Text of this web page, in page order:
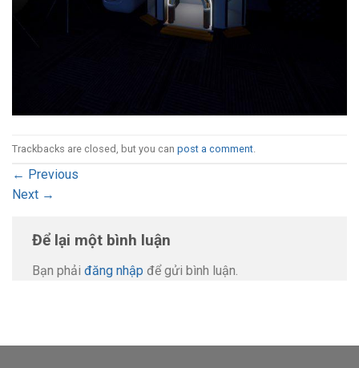
Trackbacks are closed, but you can post a comment
← Previous
Next →
Để lại một bình luận
Bạn phải đăng nhập để gửi bình luận.